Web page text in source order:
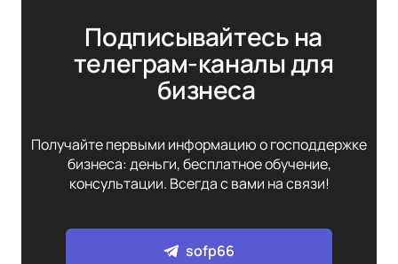
Подписывайтесь на
телеграм-каналы для
бизнеса
Получайте первыми информацию о господдержке
бизнеса: деньги, бесплатное обучение,
консультации. Всегда с вами на связи!
sofp66